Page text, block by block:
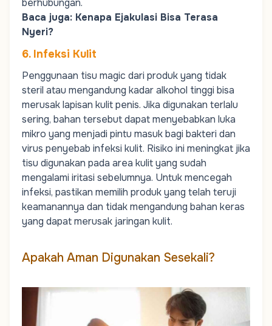
berhubungan.
Baca juga: Kenapa Ejakulasi Bisa Terasa
Nyeri?
6. Infeksi Kulit
Penggunaan tisu magic dari produk yang tidak
steril atau mengandung kadar alkohol tinggi bisa
merusak lapisan kulit penis. Jika digunakan terlalu
sering, bahan tersebut dapat menyebabkan luka
mikro yang menjadi pintu masuk bagi bakteri dan
virus penyebab infeksi kulit. Risiko ini meningkat jika
tisu digunakan pada area kulit yang sudah
mengalami iritasi sebelumnya. Untuk mencegah
infeksi, pastikan memilih produk yang telah teruji
keamanannya dan tidak mengandung bahan keras
yang dapat merusak jaringan kulit.
Apakah Aman Digunakan Sesekali?